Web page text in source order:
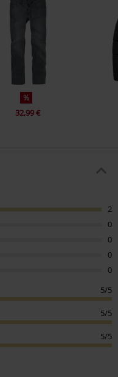
%
32,99 €
2
0
0
0
0
5/5
5/5
5/5